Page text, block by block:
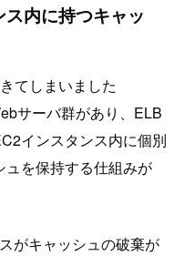
内に持つキャッ
てしまいました
サーバ群があり、ELB
インスタンス内に個別
を保持する仕組みが
がキャッシュの破棄が